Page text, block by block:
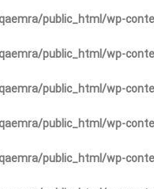
public_html/wp-
public_html/wp-
public_html/wp-
public_html/wp-
public_html/wp-